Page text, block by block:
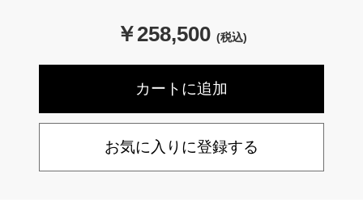
￥258,500 (税込)
お気に入りに登録する